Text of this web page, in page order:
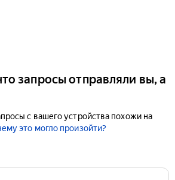
запросы отправляли вы, а
с вашего устройства похожи на
это могло произойти?